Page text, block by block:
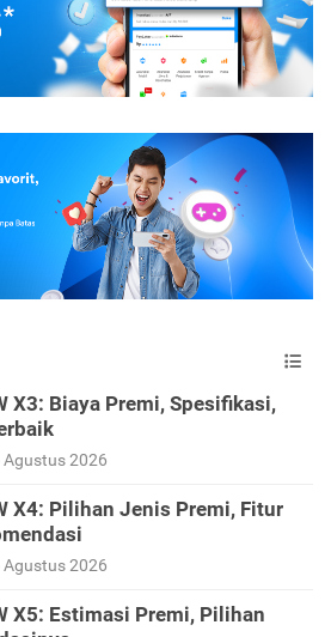
X3: Biaya Premi, Spesifikasi,
Agustus 2026
X4: Pilihan Jenis Premi, Fitur
Agustus 2026
X5: Estimasi Premi, Pilihan